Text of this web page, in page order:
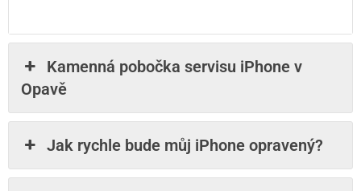
Kamenná pobočka servisu iPhone v
Opavě
Jak rychle bude můj iPhone opravený?